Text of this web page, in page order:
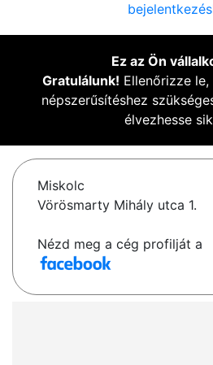
Ez az Ön
Gratulálunk! Ellenőrizze
népszerűsítéshez
élvezhesse
Miskolc
Vörösmarty Mihály utca 1.
Nézd meg a cég profilját a